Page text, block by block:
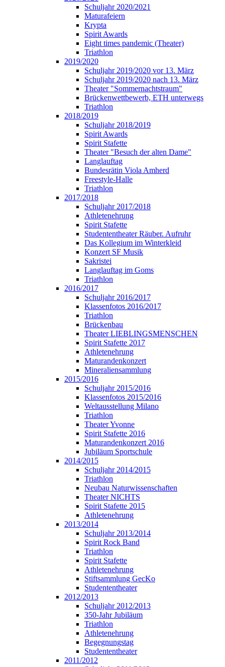
Schuljahr 2020/2021
Maturafeiern
Krypta
Spirit Awards
Eight times pandemic (Theater)
Triathlon
2019/2020
Schuljahr 2019/2020 vor 13. März
Schuljahr 2019/2020 nach 13. März
Theater "Sommernachtstraum"
Brückenwettbewerb, ETH unterwegs
Triathlon
2018/2019
Schuljahr 2018/2019
Spirit Awards
Spirit Stafette
Theater "Besuch der alten Dame"
Langlauftag
Bundesrätin Viola Amherd
Freestyle-Halle
Triathlon
2017/2018
Schuljahr 2017/2018
Athletenehrung
Spirit Stafette
Studententheater Räuber. Aufruhr
Das Kollegium im Winterkleid
Konzert SF Musik
Sakristei
Langlauftag im Goms
Triathlon
2016/2017
Schuljahr 2016/2017
Klassenfotos 2016/2017
Triathlon
Brückenbau
Theater LIEBLINGSMENSCHEN
Spirit Stafette 2017
Athletenehrung
Maturandenkonzert
Mineraliensammlung
2015/2016
Schuljahr 2015/2016
Klassenfotos 2015/2016
Weltausstellung Milano
Triathlon
Theater Yvonne
Spirit Stafette 2016
Maturandenkonzert 2016
Jubiläum Sportschule
2014/2015
Schuljahr 2014/2015
Triathlon
Neubau Naturwissenschaften
Theater NICHTS
Spirit Stafette 2015
Athletenehrung
2013/2014
Schuljahr 2013/2014
Spirit Rock Band
Triathlon
Spirit Stafette
Athletenehrung
Stiftsammlung GecKo
Studententheater
2012/2013
Schuljahr 2012/2013
350-Jahr Jubiläum
Triathlon
Athletenehrung
Begegnungstag
Studententheater
2011/2012